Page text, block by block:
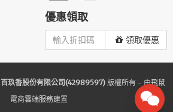
優惠領取
領取優惠
百玖香股份有限公司(42989597) 版權所有 - 由飛鼠
電商雲端服務建置